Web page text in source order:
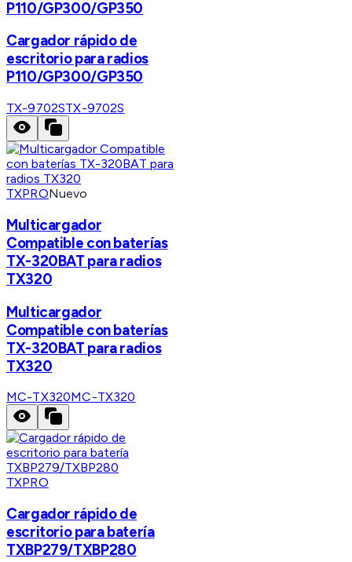
P110/GP300/GP350
Cargador rápido de
escritorio para radios
P110/GP300/GP350
TX-9702STX-9702S
TXPRONuevo
Multicargador
Compatible con baterías
TX-320BAT para radios
TX320
Multicargador
Compatible con baterías
TX-320BAT para radios
TX320
MC-TX320MC-TX320
TXPRO
Cargador rápido de
escritorio para batería
TXBP279/TXBP280